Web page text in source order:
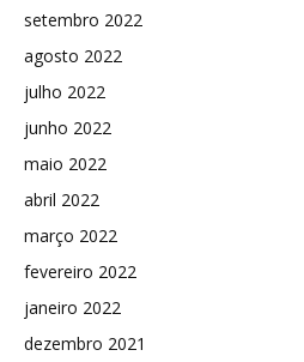
setembro 2022
agosto 2022
julho 2022
junho 2022
maio 2022
abril 2022
março 2022
fevereiro 2022
janeiro 2022
dezembro 2021